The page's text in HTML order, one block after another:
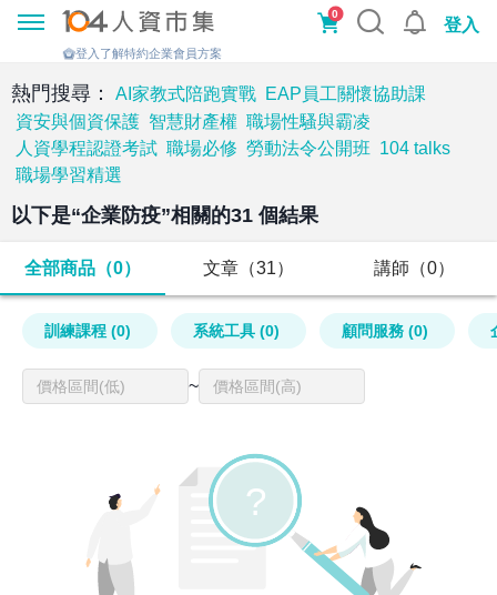
0
登入
登入了解特約企業會員方案
熱門搜尋： AI家教式陪跑實戰 EAP員工關懷協助課
資安與個資保護 智慧財產權 職場性騷與霸凌
人資學程認證考試 職場必修 勞動法令公開班 104 talks
職場學習精選
以下是“企業防疫”相關的31 個結果
全部商品（0） 文章（31） 講師（0）
訓練課程 (0) 系統工具 (0) 顧問服務 (0)
~